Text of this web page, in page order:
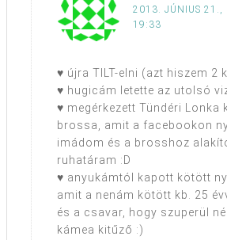
2013. JÚNIUS 21.,
19:33
♥ újra TILT-elni (azt hiszem 2
♥ hugicám letette az utolsó
♥ megérkezett Tündéri Lonka
brossa, amit a facebookon
imádom és a brosshoz
ruhatáram :D
♥ anyukámtól kapott kötött
amit a nenám kötött kb. 25
és a csavar, hogy szuperül
kámea kitűző :)